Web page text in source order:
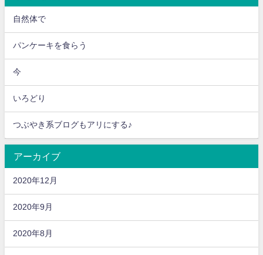
自然体で
パンケーキを食らう
今
いろどり
つぶやき系ブログもアリにする♪
アーカイブ
2020年12月
2020年9月
2020年8月